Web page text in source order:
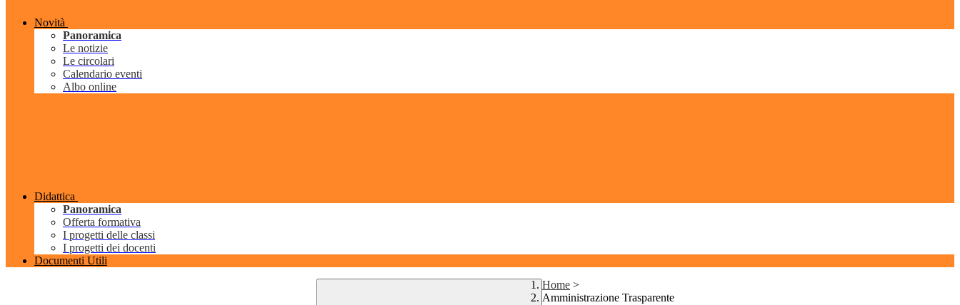
Novità
Panoramica
Le notizie
Le circolari
Calendario eventi
Albo online
Didattica
Panoramica
Offerta formativa
I progetti delle classi
I progetti dei docenti
Documenti Utili
Home >
Amministrazione Trasparente